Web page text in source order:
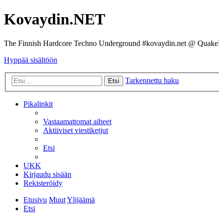
Kovaydin.NET
The Finnish Hardcore Techno Underground #kovaydin.net @
Hyppää sisältöön
Etsi Tarkennettu haku
Pikalinkit
Vastaamattomat aiheet
Aktiiviset viestiketjut
Etsi
UKK
Kirjaudu sisään
Rekisteröidy
Etusivu MuutYlijäämä
Etsi